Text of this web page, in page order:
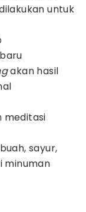
untuk
akan hasil
meditasi
sayur,
minuman